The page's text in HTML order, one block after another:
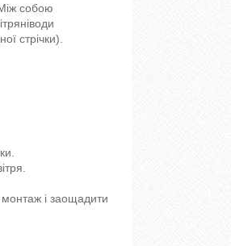
собою
стрічки).
і заощадити